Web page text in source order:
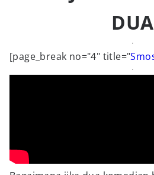
DUA
[page_break no="4" title="